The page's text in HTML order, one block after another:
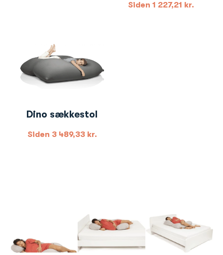
Siden 1 227,21 kr.
Dino sækkestol
Siden 3 489,33 kr.